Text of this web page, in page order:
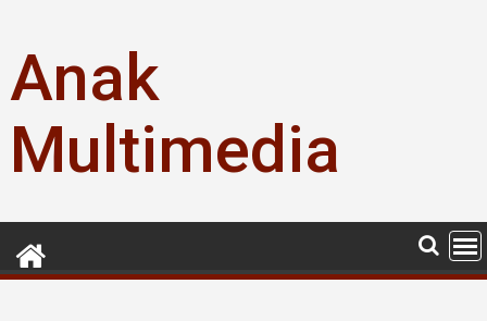
content
Anak
Multimedia